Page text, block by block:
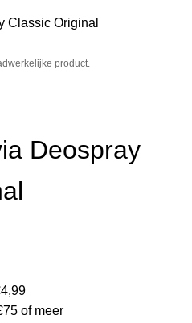
product.
Deospray
of meer